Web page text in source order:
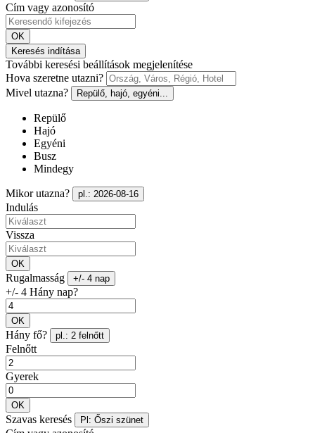
Cím vagy azonosító
OK
Keresés indítása
További keresési beállítások megjelenítése
Hova szeretne utazni?
Mivel utazna?
Repülő, hajó, egyéni...
Repülő
Hajó
Egyéni
Busz
Mindegy
Mikor utazna? pl.: 2026-08-16
Indulás
Vissza
OK
Rugalmasság +/- 4 nap
+/- 4 Hány nap?
OK
Hány fő? pl.: 2 felnőtt
Felnőtt
Gyerek
OK
Szavas keresés Pl: Őszi szünet